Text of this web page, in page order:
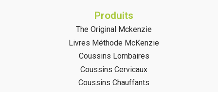
Produits
The Original Mckenzie
Livres Méthode McKenzie
Coussins Lombaires
Coussins Cervicaux
Coussins Chauffants